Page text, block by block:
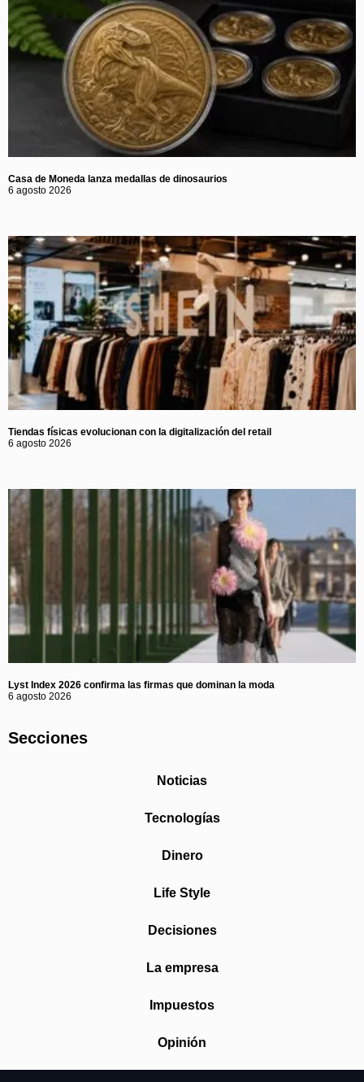
Casa de Moneda lanza medallas de dinosaurios
6 agosto 2026
Tiendas físicas evolucionan con la digitalización del retail
6 agosto 2026
Lyst Index 2026 confirma las firmas que dominan la moda
6 agosto 2026
Secciones
Noticias
Tecnologías
Dinero
Life Style
Decisiones
La empresa
Impuestos
Opinión